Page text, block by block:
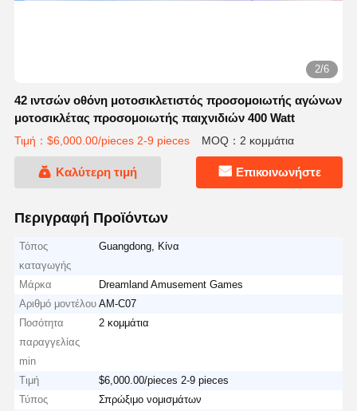
2/6
42 ιντσών οθόνη μοτοσικλετιστός προσομοιωτής αγώνων
μοτοσικλέτας προσομοιωτής παιχνιδιών 400 Watt
Τιμή：$6,000.00/pieces 2-9 pieces MOQ：2 κομμάτια
Καλύτερη τιμή Επικοινωνήστε
Περιγραφή Προϊόντων
Τόπος
καταγωγής
Guangdong, Κίνα
Μάρκα
Dreamland Amusement Games
Αριθμό μοντέλου AM-C07
Ποσότητα
παραγγελίας
min
2 κομμάτια
Τιμή
$6,000.00/pieces 2-9 pieces
Τύπος
Σπρώξιμο νομισμάτων